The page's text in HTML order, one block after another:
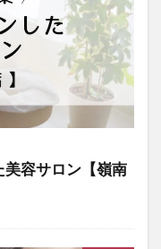
美容サロン【嶺南